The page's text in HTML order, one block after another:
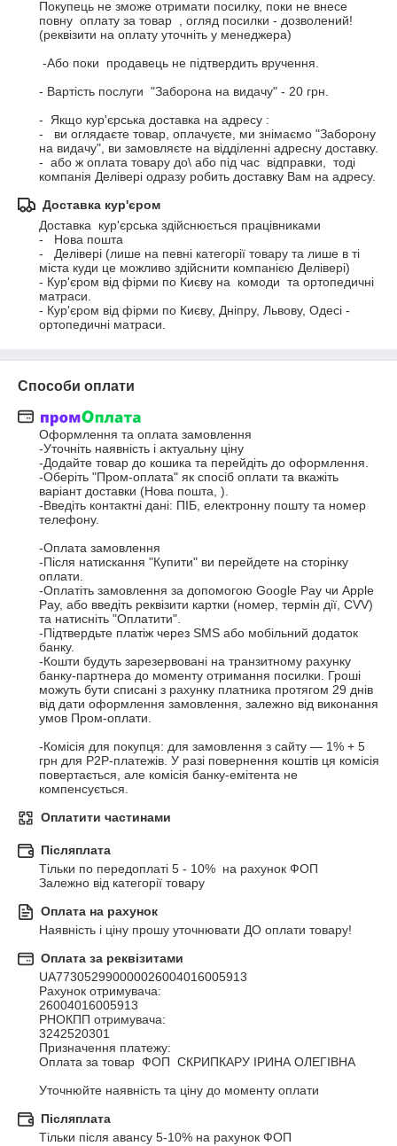
Покупець не зможе отримати посилку, поки не внесе
повну  оплату за товар  , огляд посилки - дозволений!
(реквізити на оплату уточніть у менеджера)
- Вартість послуги  "Заборона на видачу" - 20 грн.
-  Якщо кур'єрська доставка на адресу :
-   ви оглядаєте товар, оплачуєте, ми знімаємо "Заборону
на видачу", ви замовляєте на відділенні адресну доставку.
-  або ж оплата товару до\ або під час  відправки,  тоді
компанія Делівері одразу робить доставку Вам на адресу.
Доставка кур'єром
Доставка  кур'єрська здійснюється працівниками
-   Нова пошта
-   Делівері (лише на певні категорії товару та лише в ті
міста куди це можливо здійснити компанією Делівері)
- Кур'єром від фірми по Києву на  комоди  та ортопедичні
матраси.
- Кур'єром від фірми по Києву, Дніпру, Львову, Одесі -
ортопедичні матраси.
Способи оплати
Оформлення та оплата замовлення
-Уточніть наявність і актуальну ціну
-Додайте товар до кошика та перейдіть до оформлення.
-Оберіть "Пром-оплата" як спосіб оплати та вкажіть
варіант доставки (Нова пошта, ).
-Введіть контактні дані: ПІБ, електронну пошту та номер
телефону.
-Оплата замовлення
-Після натискання "Купити" ви перейдете на сторінку
оплати.
-Оплатіть замовлення за допомогою Google Pay чи Apple
Pay, або введіть реквізити картки (номер, термін дії, CVV)
та натисніть "Оплатити".
-Підтвердьте платіж через SMS або мобільний додаток
банку.
-Кошти будуть зарезервовані на транзитному рахунку
банку-партнера до моменту отримання посилки. Гроші
можуть бути списані з рахунку платника протягом 29 днів
від дати оформлення замовлення, залежно від виконання
умов Пром-оплати.
-Комісія для покупця: для замовлення з сайту — 1% + 5
грн для P2P-платежів. У разі повернення коштів ця комісія
повертається, але комісія банку-емітента не
компенсується.
Оплатити частинами
Післяплата
Тільки по передоплаті 5 - 10%  на рахунок ФОП
Залежно від категорії товару
Оплата на рахунок
Наявність і ціну прошу уточнювати ДО оплати товару!
Оплата за реквізитами
UA773052990000026004016005913
Рахунок отримувача:
26004016005913
РНОКПП отримувача:
3242520301
Призначення платежу:
Оплата за товар  ФОП  СКРИПКАРУ ІРИНА ОЛЕГІВНА
Уточнюйте наявність та ціну до моменту оплати
Післяплата
Тільки після авансу 5-10% на рахунок ФОП